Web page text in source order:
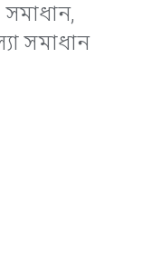
সমাধান,
সমাধান